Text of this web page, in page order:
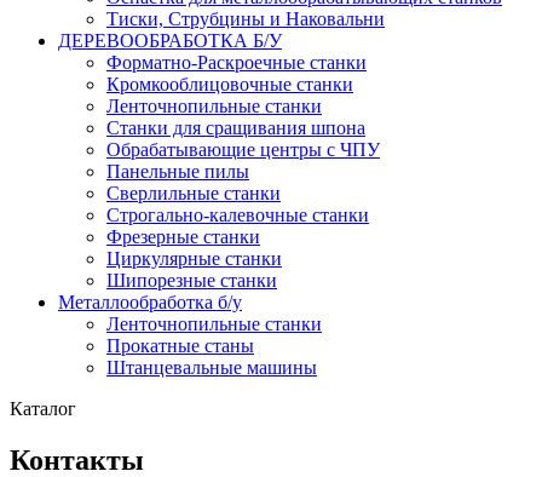
Тиски, Струбцины и Наковальни
ДЕРЕВООБРАБОТКА Б/У
Форматно-Раскроечные станки
Кромкооблицовочные станки
Ленточнопильные станки
Станки для сращивания шпона
Обрабатывающие центры с ЧПУ
Панельные пилы
Сверлильные станки
Строгально-калевочные станки
Фрезерные станки
Циркулярные станки
Шипорезные станки
Металлообработка б/у
Ленточнопильные станки
Прокатные станы
Штанцевальные машины
Каталог
Контакты